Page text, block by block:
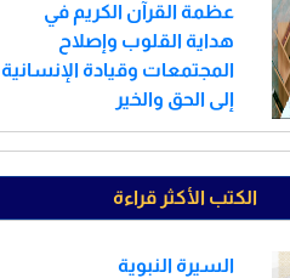
عظمة القرآن الكريم في
هداية القلوب وإصلاح
المجتمعات وقيادة الإنسانية
إلى الحق والخير
الكتب الأكثر قراءة
السيرة النبوية